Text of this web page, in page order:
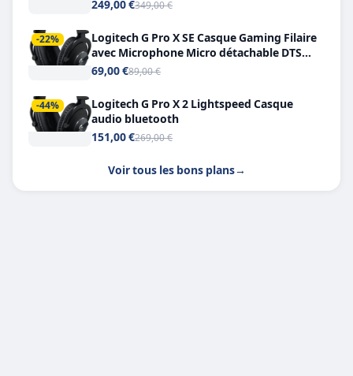
249,00 €349,00 €
-22%
Logitech G Pro X SE Casque Gaming Filaire
avec Microphone Micro détachable DTS
Headphone X 7.1
69,00 €89,00 €
-44%
Logitech G Pro X 2 Lightspeed Casque
audio bluetooth
151,00 €269,00 €
Voir tous les bons plans→